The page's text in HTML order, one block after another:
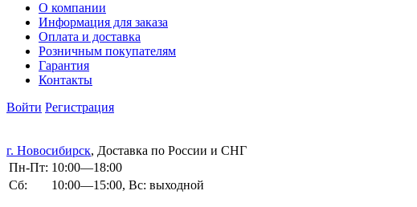
О компании
Информация для заказа
Оплата и доставка
Розничным покупателям
Гарантия
Контакты
Войти Регистрация
г. Новосибирск, Доставка по России и СНГ
Пн-Пт: 10:00—18:00
Сб:
10:00—15:00, Вс: выходной